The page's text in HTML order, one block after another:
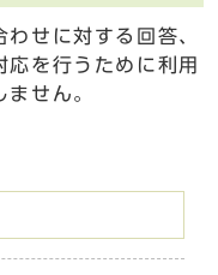
せに対する回答、
応を行うために利用
せん。